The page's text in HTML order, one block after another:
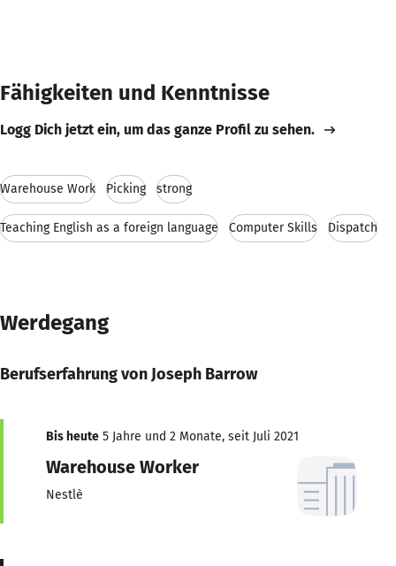
Fähigkeiten und Kenntnisse
Logg Dich jetzt ein, um das ganze Profil zu sehen.
Warehouse Work Picking strong
Teaching English as a foreign language Computer Skills Dispatch
Werdegang
Berufserfahrung von Joseph Barrow
Bis heute 5 Jahre und 2 Monate, seit Juli 2021
Warehouse Worker
Nestlè